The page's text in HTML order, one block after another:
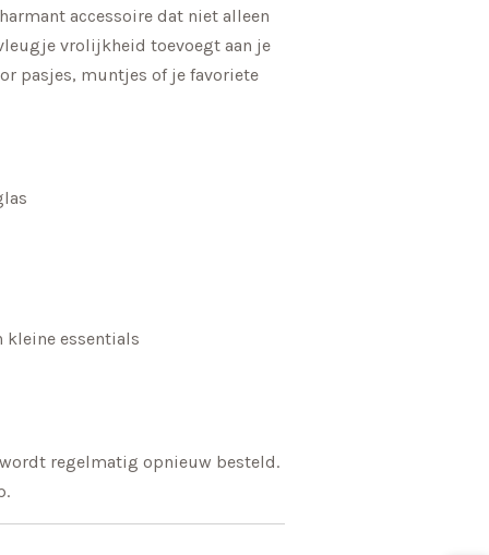
accessoire dat niet alleen
vrolijkheid toevoegt aan je
pasjes, muntjes of je favoriete
kleine essentials
regelmatig opnieuw besteld.